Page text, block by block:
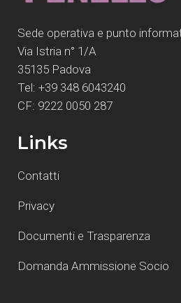
Sede operativa e punto
Via Istria n° 1/A
35135 Padova
Tel: +39 348 6043240
CF: 9222 0050 287
Links
Contatti
Privacy
Documenti e Trasparenza
Domanda Ammissione Socio